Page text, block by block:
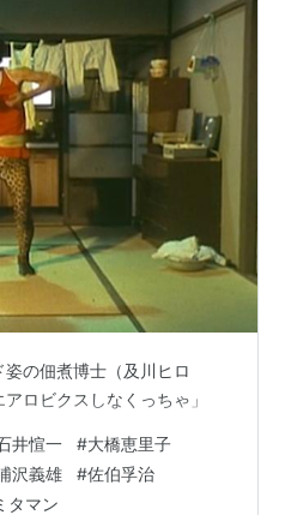
姿の佃煮博士（及川ヒロ
ロビクスしなくっちゃ」
井愃一 #大橋恵里子
沢義雄 #佐伯孚治
タマン